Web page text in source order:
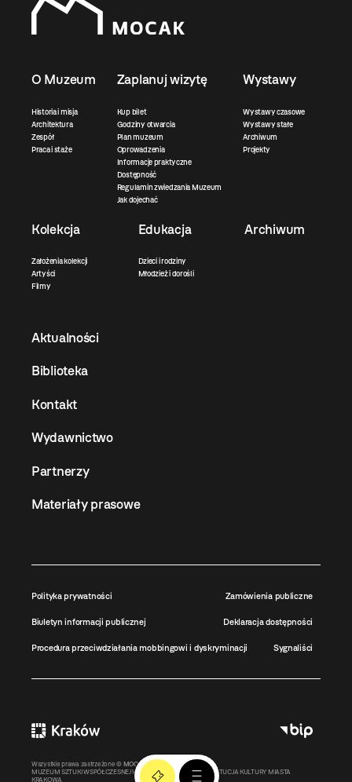
O Muzeum
Historia i misja
Architektura
Zespół
Praca i staże
Zaplanuj wizytę
Kup bilet
Godziny otwarcia
Plan muzeum
Oprowadzenia
Informacje praktyczne
Dostępność
Regulamin zwiedzania Muzeum
Jak dojechać
Wystawy
Wystawy czasowe
Wystawy stałe
Archiwum
Projekty
Kolekcja
Założenia kolekcji
Artyści
Filmy
Edukacja
Dzieci i rodziny
Młodzież i dorośli
Archiwum
Aktualności
Biblioteka
Kontakt
Wydawnictwo
Partnerzy
Materiały prasowe
Polityka prywatności Zamówienia publiczne
Biuletyn informacji publicznej Deklaracja dostępności
Procedura przeciwdziałania mobbingowi i dyskryminacji Sygnaliści
Wszystkie prawa zastrzeżone © MOCAK2011-2026
MUZEUM SZTUKI WSPÓŁCZESNEJ W KRAKOWIE MOCAK – INSTYTUCJA KULTURY MIASTA
KRAKOWA